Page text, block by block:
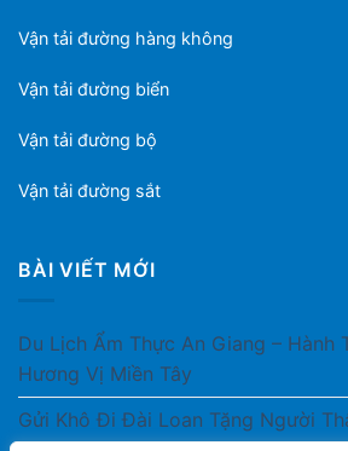
Vận tải đường hàng không
Vận tải đường biển
Vận tải đường bộ
Vận tải đường sắt
BÀI VIẾT MỚI
Du Lịch Ẩm Thực An Giang – Hành
Hương Vị Miền Tây
Gửi Khô Đi Đài Loan Tặng Người